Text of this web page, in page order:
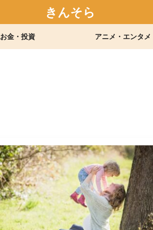
きんそら
お金・投資 アニメ・エンタメ